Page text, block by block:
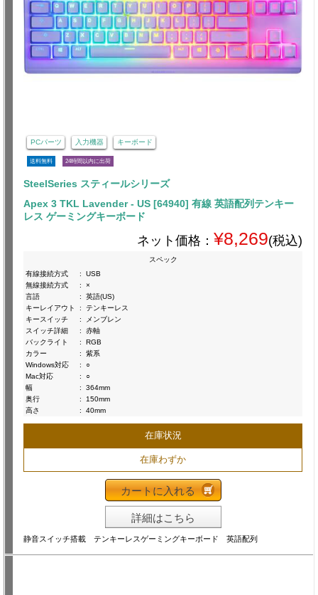
PCパーツ 入力機器 キーボード
送料無料 24時間以内に出荷
SteelSeries スティールシリーズ
Apex 3 TKL Lavender - US [64940] 有線 英語配列テンキー
レス ゲーミングキーボード
ネット価格： ¥8,269(税込)
スペック
有線接続方式
:
USB
無線接続方式
:
×
言語
:
英語(US)
キーレイアウト
:
テンキーレス
キースイッチ
:
メンブレン
スイッチ詳細
:
赤軸
バックライト
:
RGB
カラー
:
紫系
Windows対応
:
○
Mac対応
:
○
幅
:
364mm
奥行
:
150mm
高さ
: 40mm
在庫状況
在庫わずか
カートに入れる
詳細はこちら
静音スイッチ搭載 テンキーレスゲーミングキーボード 英語配列